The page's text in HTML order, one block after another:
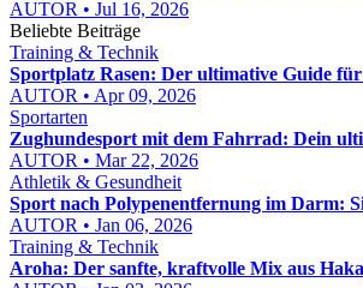
AUTOR • Jul 16, 2026
Beliebte Beiträge
Training & Technik
Sportplatz Rasen: Der ultimative Guide
AUTOR • Apr 09, 2026
Sportarten
Zughundesport mit dem Fahrrad: Dein
AUTOR • Mar 22, 2026
Athletik & Gesundheit
Sport nach Polypenentfernung im Darm:
AUTOR • Jan 06, 2026
Training & Technik
Aroha: Der sanfte, kraftvolle Mix aus